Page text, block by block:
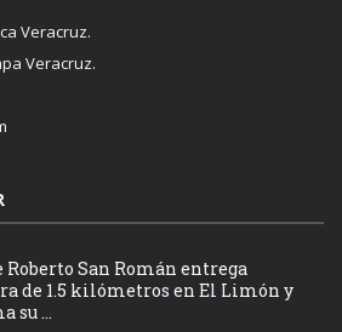
Veracruz.
Veracruz.
Roberto San Román entrega
de 1.5 kilómetros en El Limón y
su ...